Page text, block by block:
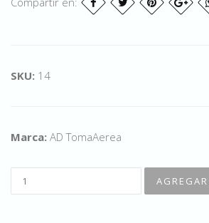
SKU: 14
Marca: AD TomaAerea